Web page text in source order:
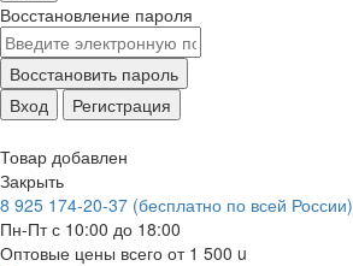
Восстановление пароля
Восстановить пароль
Вход
Регистрация
Товар добавлен
Закрыть
8 925 174-20-37 (бесплатно по всей России)
Пн-Пт с 10:00 до 18:00
Оптовые цены всего от 1 500 u